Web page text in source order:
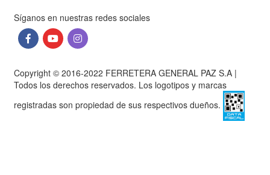
Caño Cobre y
Pestañadora
Caño Presión